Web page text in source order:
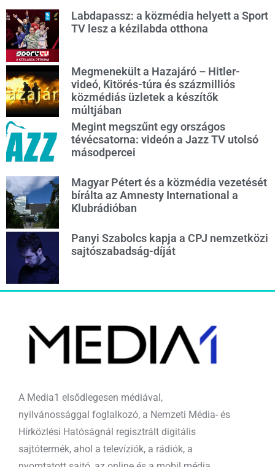
Labdapassz: a közmédia helyett a Sport
TV lesz a kézilabda otthona
Megmenekült a Hazajáró – Hitler-
videó, Kitörés-túra és százmilliós
közmédiás üzletek a készítők
múltjában
Megint megszűnt egy országos
tévécsatorna: videón a Jazz TV utolsó
másodpercei
Magyar Pétert és a közmédia vezetését
bírálta az Amnesty International a
Klubrádióban
Panyi Szabolcs kapja a CPJ nemzetközi
sajtószabadság-díját
A Media1 elsődlegesen médiával,
nyilvánossággal foglalkozó, a Nemzeti Média- és
Hírközlési Hatóságnál regisztrált digitális
sajtótermék, ahol a televíziók, a rádiók, a